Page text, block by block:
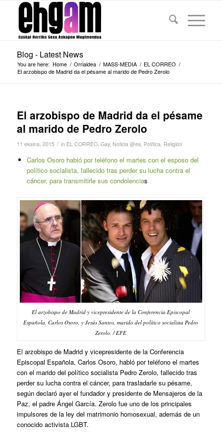
Blog - Latest News
You are here: Home / Orrialdea / MASS-MEDIA / EL CORREO /
El arzobispo de Madrid da el pésame al marido de Pedro Zerolo
El arzobispo de Madrid da el pésame
al marido de Pedro Zerolo
11 ekaina, 2015 / in EL CORREO, Gay, Noticia @es, Política, Religión
Carlos Osoro habló por teléfono el martes con el esposo del
político socialista, fallecido tras perder su lucha contra el
cáncer, para transmitirle sus condolencias
El arzobispo de Madrid y vicepresidente de la Conferencia Episcopal
Española, Carlos Osoro, y Jesús Santos, marido del político socialista Pedro
Zerolo. / EFE
El arzobispo de Madrid y vicepresidente de la Conferencia
Episcopal Española, Carlos Osoro, habló por teléfono el martes
con el marido del político socialista Pedro Zerolo, fallecido tras
perder su lucha contra el cáncer, para trasladarle su pésame,
según declaró ayer el fundador y presidente de Mensajeros de la
Paz, el padre Ángel García. Zerolo fue uno de los principales
impulsores de la ley del matrimonio homosexual, además de un
conocido activista LGBT.